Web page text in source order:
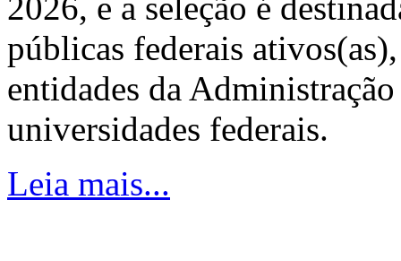
públicas federais
entidades da
universidades federais.
Leia mais...